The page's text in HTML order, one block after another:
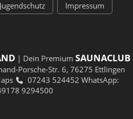
Jugendschutz Impressum
| Dein Premium SAUNACLUB
Porsche-Str. 6, 76275 Ettlingen
07243 524452 WhatsApp:
9294500